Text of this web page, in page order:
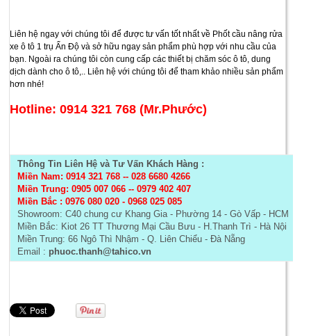
Liên hệ ngay với chúng tôi để được tư vấn tốt nhất về Phốt cầu nâng rửa
xe ô tô 1 trụ Ấn Độ và sở hữu ngay sản phẩm phù hợp với nhu cầu của
bạn. Ngoài ra chúng tôi còn cung cấp các thiết bị chăm sóc ô tô, dung
dịch dành cho ô tô,.. Liên hệ với chúng tôi để tham khảo nhiều sản phẩm
hơn nhé!
Hotline: 0914 321 768 (Mr.Phước)
Thông Tin Liên Hệ và Tư Vấn Khách Hàng :
Miền Nam: 0914 321 768 --028 6680 4266
Miền Trung: 0905 007 066 -- 0979 402 407
Miền Bắc :0976 080 020 - 0968 025 085
Showroom: C40 chung cư Khang Gia - Phường 14 - Gò Vấp - HCM
Miền Bắc: Kiot 26 TT Thương Mại Cầu Bưu - H.Thanh Trì - Hà Nội
Miền Trung: 66 Ngô Thì Nhậm - Q. Liên Chiểu - Đà Nẵng
Email : phuoc.thanh@tahico.vn